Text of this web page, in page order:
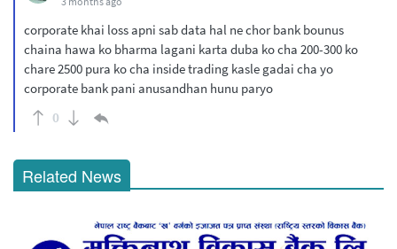
corporate khai loss apni sab data hal ne chor bank bounus
chaina hawa ko bharma lagani karta duba ko cha 200-300 ko
chare 2500 pura ko cha inside trading kasle gadai cha yo
corporate bank pani anusandhan hunu paryo
0
Related News